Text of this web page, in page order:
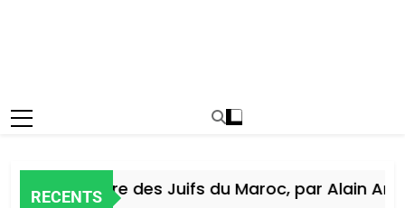
RECENTS
Histoire des Juifs du Maroc, par Alain Amiel